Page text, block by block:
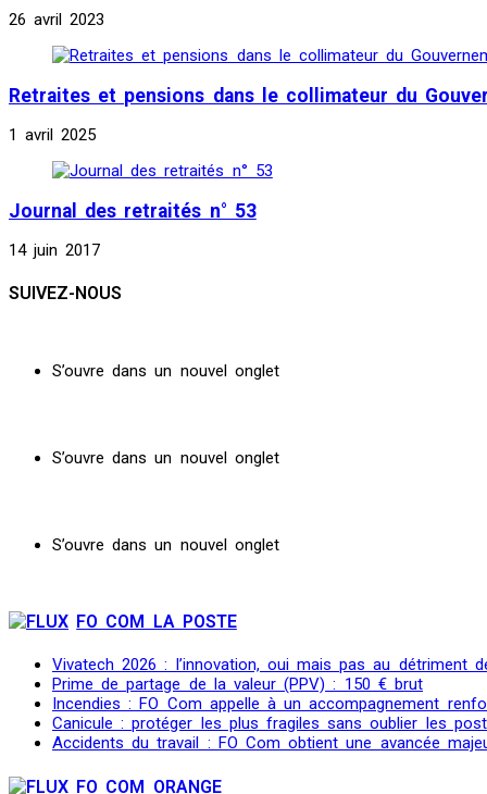
26 avril 2023
Retraites et pensions dans le collimateur du
1 avril 2025
Journal des retraités n° 53
14 juin 2017
SUIVEZ-NOUS
S’ouvre dans un nouvel onglet
S’ouvre dans un nouvel onglet
S’ouvre dans un nouvel onglet
FO COM LA POSTE
Vivatech 2026 : l’innovation, oui mais pas au détriment
Prime de partage de la valeur (PPV) : 150 € brut
Incendies : FO Com appelle à un accompagnement
Canicule : protéger les plus fragiles sans oublier les
Accidents du travail : FO Com obtient une avancée
FO COM ORANGE